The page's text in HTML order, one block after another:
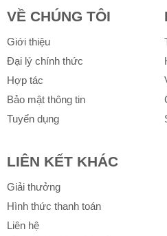
VỀ CHÚNG TÔI
Giới thiệu
Đại lý chính thức
Hợp tác
Bảo mật thông tin
Tuyển dụng
LIÊN KẾT KHÁC
Giải thưởng
Hình thức thanh toán
Liên hệ